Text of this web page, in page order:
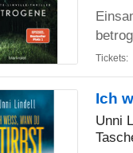
Tickets:
Ich
Unni